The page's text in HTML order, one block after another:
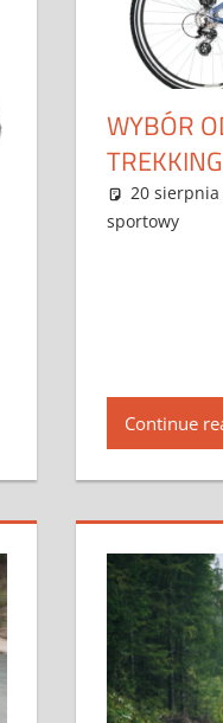
WYBÓR
20 sierpnia
sportowy
Continue